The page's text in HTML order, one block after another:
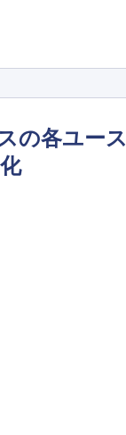
の各ユース